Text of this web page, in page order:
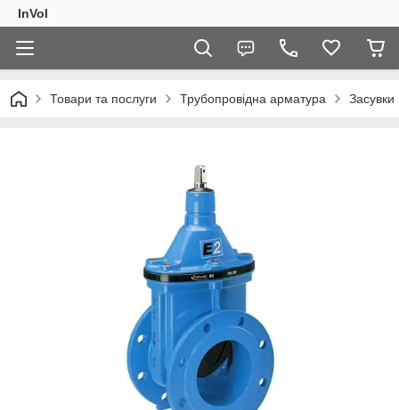
InVol
Товари та послуги Трубопровідна арматура Засувки